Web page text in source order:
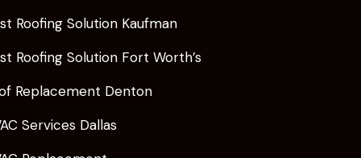
Roofing Solution Kaufman
Roofing Solution Fort Worth’s
Replacement Denton
Services Dallas